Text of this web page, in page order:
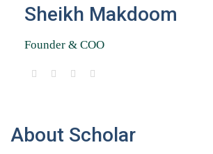
Sheikh Makdoom
Founder & COO
About Scholar